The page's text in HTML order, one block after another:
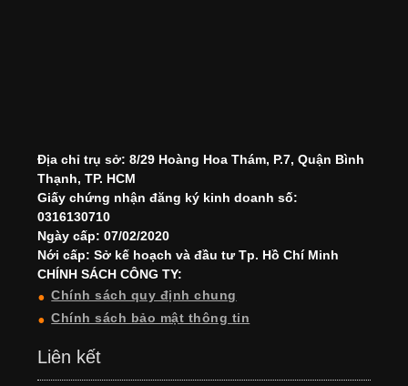
Địa chỉ trụ sở: 8/29 Hoàng Hoa Thám, P.7, Quận Bình
Thạnh, TP. HCM
Giấy chứng nhận đăng ký kinh doanh số:
0316130710
Ngày cấp: 07/02/2020
Nới cấp: Sở kế hoạch và đầu tư Tp. Hồ Chí Minh
CHÍNH SÁCH CÔNG TY:
Chính sách quy định chung
Chính sách bảo mật thông tin
Liên kết